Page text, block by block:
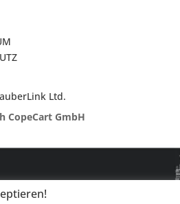
Ltd.
CopeCart GmbH